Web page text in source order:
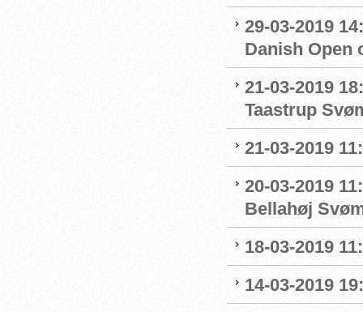
29-03-2019
Danish Open
21-03-2019
Taastrup
21-03-2019
20-03-2019
Bellahøj
18-03-2019
14-03-2019